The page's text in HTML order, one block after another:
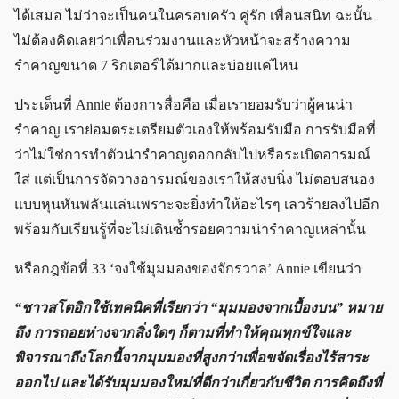
ได้เสมอ ไม่ว่าจะเป็นคนในครอบครัว คู่รัก เพื่อนสนิท ฉะนั้น
ไม่ต้องคิดเลยว่าเพื่อนร่วมงานและหัวหน้าจะสร้างความ
รำคาญขนาด 7 ริกเตอร์ได้มากและบ่อยแค่ไหน
ประเด็นที่ Annie ต้องการสื่อคือ เมื่อเรายอมรับว่าผู้คนน่า
รำคาญ เราย่อมตระเตรียมตัวเองให้พร้อมรับมือ การรับมือที่
ว่าไม่ใช่การทำตัวน่ารำคาญตอกกลับไปหรือระเบิดอารมณ์
ใส่ แต่เป็นการจัดวางอารมณ์ของเราให้สงบนิ่ง ไม่ตอบสนอง
แบบหุนหันพลันแล่นเพราะจะยิ่งทำให้อะไรๆ เลวร้ายลงไปอีก
พร้อมกับเรียนรู้ที่จะไม่เดินซ้ำรอยความน่ารำคาญเหล่านั้น
หรือกฎข้อที่ 33 ‘จงใช้มุมมองของจักรวาล’ Annie เขียนว่า
“ชาวสโตอิกใช้เทคนิคที่เรียกว่า “มุมมองจากเบื้องบน” หมาย
ถึง การถอยห่างจากสิ่งใดๆ ก็ตามที่ทำให้คุณทุกข์ใจและ
พิจารณาถึงโลกนี้จากมุมมองที่สูงกว่าเพื่อขจัดเรื่องไร้สาระ
ออกไป และได้รับมุมมองใหม่ที่ดีกว่าเกี่ยวกับชีวิต การคิดถึงที่